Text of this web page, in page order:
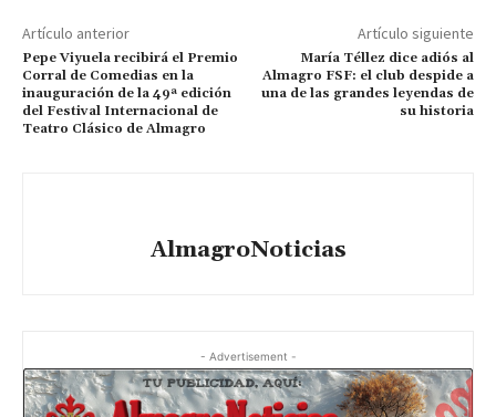
Artículo anterior
Pepe Viyuela recibirá el Premio
Corral de Comedias en la
inauguración de la 49ª edición
del Festival Internacional de
Teatro Clásico de Almagro
Artículo siguiente
María Téllez dice adiós al
Almagro FSF: el club despide a
una de las grandes leyendas de
su historia
AlmagroNoticias
- Advertisement -